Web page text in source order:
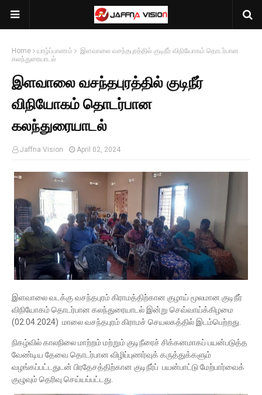
Home யாழ்ப்பாணம்
இளவாலை வசந்தபுரத்தில் குடிநீர் விநியோகம் தொடர்பான
கலந்துரையாடல்
இளவாலை வசந்தபுரத்தில் குடிநீர்
விநியோகம் தொடர்பான
கலந்துரையாடல்
Jaffna Vision April 02, 2024
இளவாலை வடக்கு வசந்தபுரம் கிராமத்திற்கான குழாய் மூலமான குடிநீர்
விநியோகம் தொடர்பான கலந்துரையாடல் இன்று செவ்வாய்க்கிழமை
(02.04.2024) மாலை வசந்தபுரம் கிராமச் செயலகத்தில் இடம்பெற்றது.
நிகழ்வில் காலநிலை மாற்றம் மற்றும் குடிநீரைச் சிக்கனமாகப் பயன்படுத்த
வேண்டிய தேவை தொடர்பான விழிப்புணர்வுக் கருத்துக்களும்
வழங்கப்பட்டதுடன் பிரதேசத்திற்கான குடிநீர்ப் பயன்பாட்டு மேற்பார்வைக்
குழுவும் தெரிவு செய்யப்பட்டது.